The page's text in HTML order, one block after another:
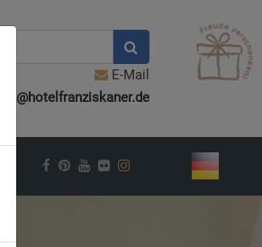
E-Mail
info@hotelfranziskaner.de